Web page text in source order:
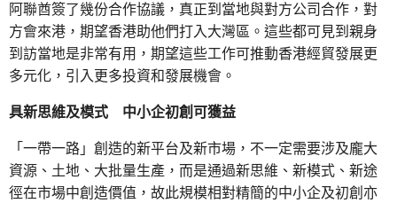
阿聯酋簽了幾份合作協議，真正到當地與對方公司合作，對
方會來港，期望香港助他們打入大灣區。這些都可見到親身
到訪當地是非常有用，期望這些工作可推動香港經貿發展更
多元化，引入更多投資和發展機會。
具新思維及模式 中小企初創可獲益
「一帶一路」創造的新平台及新市場，不一定需要涉及龐大
資源、土地、大批量生產，而是通過新思維、新模式、新途
徑在市場中創造價值，故此規模相對精簡的中小企及初創亦